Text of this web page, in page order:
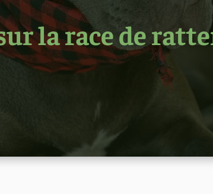
la race de